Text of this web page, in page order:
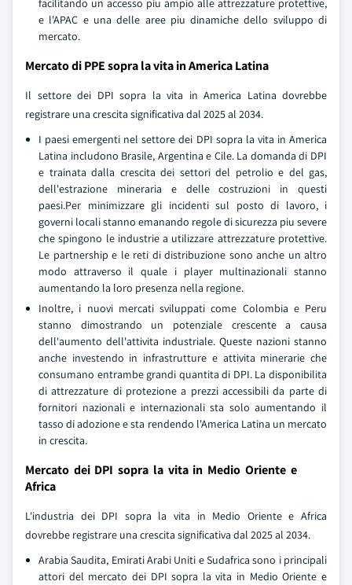
facilitando un accesso piu ampio alle attrezzature protettive,
e l'APAC e una delle aree piu dinamiche dello sviluppo di
mercato.
Mercato di PPE sopra la vita in America Latina
Il settore dei DPI sopra la vita in America Latina dovrebbe
registrare una crescita significativa dal 2025 al 2034.
I paesi emergenti nel settore dei DPI sopra la vita in America
Latina includono Brasile, Argentina e Cile. La domanda di DPI
e trainata dalla crescita dei settori del petrolio e del gas,
dell'estrazione mineraria e delle costruzioni in questi
paesi.Per minimizzare gli incidenti sul posto di lavoro, i
governi locali stanno emanando regole di sicurezza piu severe
che spingono le industrie a utilizzare attrezzature protettive.
Le partnership e le reti di distribuzione sono anche un altro
modo attraverso il quale i player multinazionali stanno
aumentando la loro presenza nella regione.
Inoltre, i nuovi mercati sviluppati come Colombia e Peru
stanno dimostrando un potenziale crescente a causa
dell'aumento dell'attivita industriale. Queste nazioni stanno
anche investendo in infrastrutture e attivita minerarie che
consumano entrambe grandi quantita di DPI. La disponibilita
di attrezzature di protezione a prezzi accessibili da parte di
fornitori nazionali e internazionali sta solo aumentando il
tasso di adozione e sta rendendo l'America Latina un mercato
in crescita.
Mercato dei DPI sopra la vita in Medio Oriente e
Africa
L'industria dei DPI sopra la vita in Medio Oriente e Africa
dovrebbe registrare una crescita significativa dal 2025 al 2034.
Arabia Saudita, Emirati Arabi Uniti e Sudafrica sono i principali
attori del mercato dei DPI sopra la vita in Medio Oriente e